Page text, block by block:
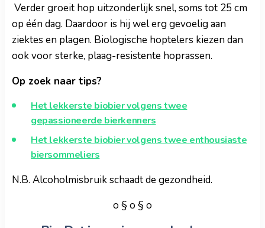
Verder groeit hop uitzonderlijk snel, soms tot 25 cm
op één dag. Daardoor is hij wel erg gevoelig aan
ziektes en plagen. Biologische hoptelers kiezen dan
ook voor sterke, plaag-resistente hoprassen.
Op zoek naar tips?
Het lekkerste biobier volgens twee
gepassioneerde bierkenners
Het lekkerste biobier volgens twee enthousiaste
biersommeliers
N.B. Alcoholmisbruik schaadt de gezondheid.
o § o § o